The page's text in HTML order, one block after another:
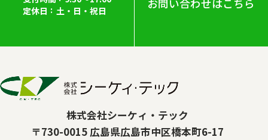
定休日
土・日・祝日
お問い合わせはこちら
株式会社シーケィ・テック
〒730-0015 広島県広島市中区橋本町6-17